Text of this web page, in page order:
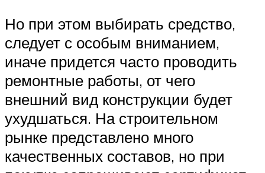
Но при этом выбирать средство,
следует с особым вниманием,
иначе придется часто проводить
ремонтные работы, от чего
внешний вид конструкции будет
ухудшаться. На строительном
рынке представлено много
качественных составов, но при